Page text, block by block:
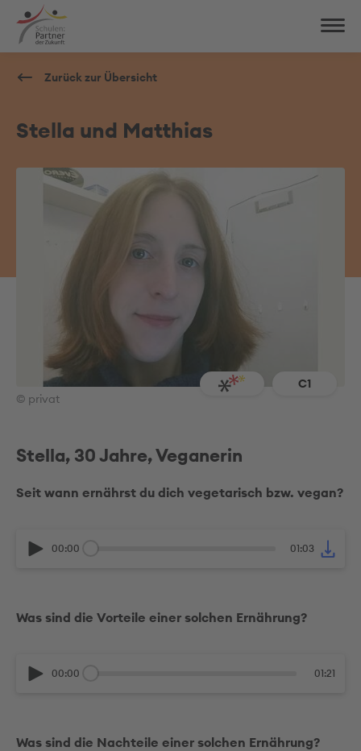
Zurück zur Übersicht
Stella und Matthias
C1
© privat
Stella, 30 Jahre, Veganerin
Seit wann ernährst du dich vegetarisch bzw. vegan?
00:00 01:03
Was sind die Vorteile einer solchen Ernährung?
00:00 01:21
Was sind die Nachteile einer solchen Ernährung?